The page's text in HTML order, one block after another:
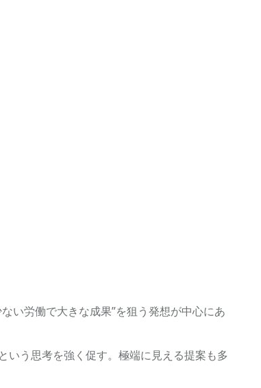
い労働で大きな成果”を狙う発想が中心にあ
いう思考を強く促す。極端に見える提案も多